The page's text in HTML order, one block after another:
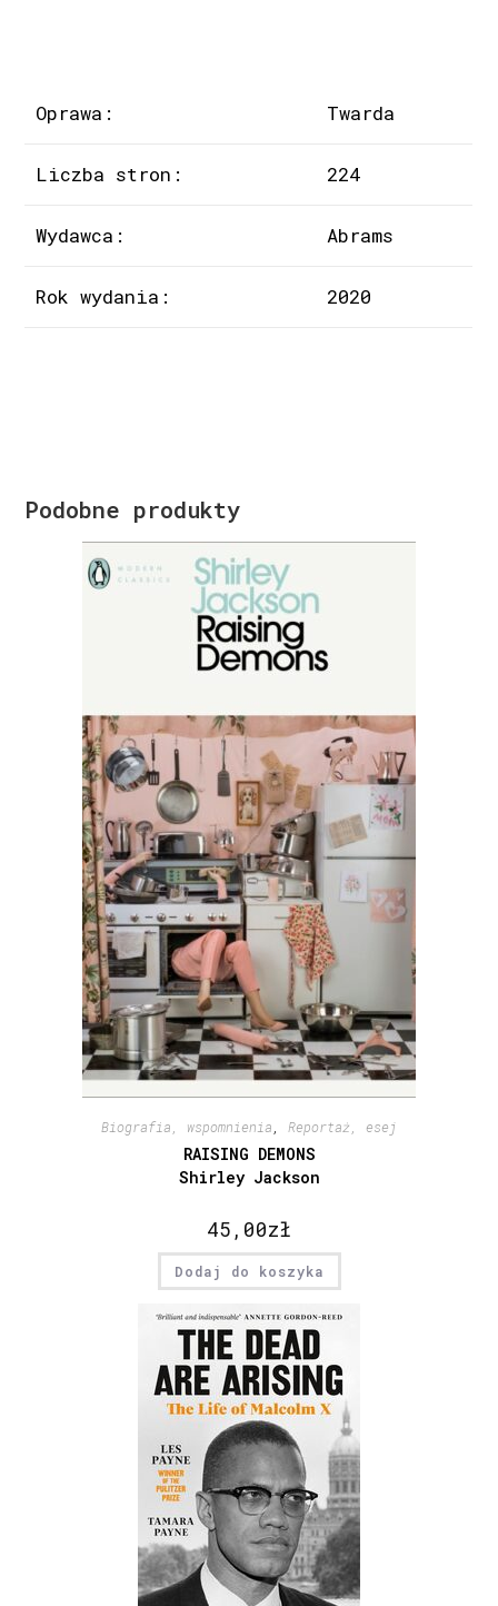
Oprawa: Twarda
Liczba stron: 224
Wydawca: Abrams
Rok wydania: 2020
Podobne produkty
Biografia, wspomnienia Reportaż, esej
RAISING DEMONS
Shirley Jackson
45,00zł
Dodaj do koszyka